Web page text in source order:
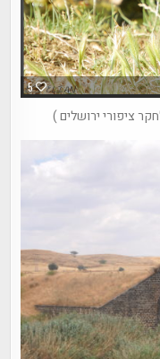
5
ציפורי ירושלים )